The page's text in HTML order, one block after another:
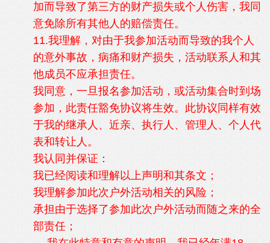
加而导致了第三方的财产损失或个人伤害，我同
意免除所有其他人的赔偿责任。
11.我理解，对由于我参加活动而导致的我个人
的意外事故，病痛和财产损失，活动联系人和其
他成员不应承担责任。
我同意，一旦报名参加活动，或活动集合时到场
参加，此责任豁免协议将生效。此协议同样有效
于我的继承人、近亲、执行人、管理人、个人代
表和转让人。
我认同并保证：
我已经阅读和理解以上声明和其条文；
我理解参加此次户外活动相关的风险；
承担由于选择了参加此次户外活动而随之来的全
部责任；